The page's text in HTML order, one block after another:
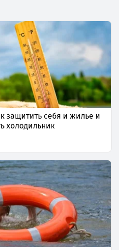
защитить себя и жилье и
холодильник